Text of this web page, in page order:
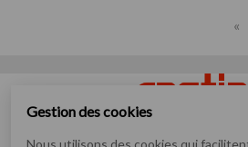
«
Gestion des cookies
Nous utilisons des cookies qui